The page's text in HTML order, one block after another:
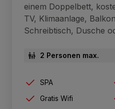
einem Doppelbett,
TV, Klimaanlage,
Schreibtisch, Dusche
2 Personen max.
SPA
Gratis Wifi